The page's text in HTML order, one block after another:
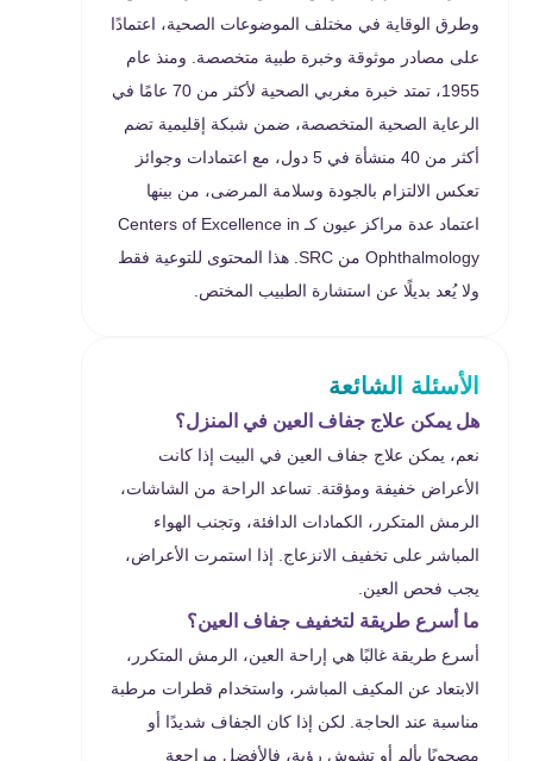
وطرق الوقاية في مختلف الموضوعات الصحية، اعتمادًا
على مصادر موثوقة وخبرة طبية متخصصة. ومنذ عام
1955، تمتد خبرة مغربي الصحية لأكثر من 70 عامًا في
الرعاية الصحية المتخصصة، ضمن شبكة إقليمية تضم
أكثر من 40 منشأة في 5 دول، مع اعتمادات وجوائز
تعكس الالتزام بالجودة وسلامة المرضى، من بينها
اعتماد عدة مراكز عيون كـ Centers of Excellence in
Ophthalmology من SRC. هذا المحتوى للتوعية فقط
ولا يُعد بديلًا عن استشارة الطبيب المختص.
الأسئلة الشائعة
هل يمكن علاج جفاف العين في المنزل؟
نعم، يمكن علاج جفاف العين في البيت إذا كانت
الأعراض خفيفة ومؤقتة. تساعد الراحة من الشاشات،
الرمش المتكرر، الكمادات الدافئة، وتجنب الهواء
المباشر على تخفيف الانزعاج. إذا استمرت الأعراض،
يجب فحص العين.
ما أسرع طريقة لتخفيف جفاف العين؟
أسرع طريقة غالبًا هي إراحة العين، الرمش المتكرر،
الابتعاد عن المكيف المباشر، واستخدام قطرات مرطبة
مناسبة عند الحاجة. لكن إذا كان الجفاف شديدًا أو
مصحوبًا بألم أو تشوش رؤية، فالأفضل مراجعة